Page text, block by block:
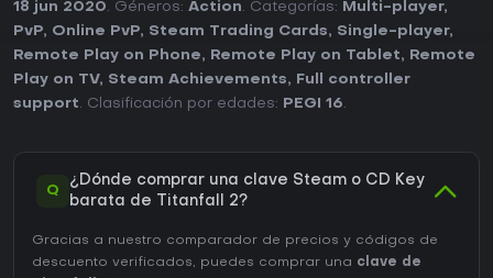
18 jun 2020. Géneros: Action. Categorías: Multi-player,
PvP, Online PvP, Steam Trading Cards, Single-player,
Remote Play on Phone, Remote Play on Tablet,
Remote
Play on TV, Steam Achievements,
Full controller
support. Clasificación por edades: PEGI 16.
Q
¿Dónde comprar una clave Steam o CD Key
barata de Titanfall 2?
Gracias a nuestro comparador de precios y códigos de
descuento verificados, puedes comprar una clave de